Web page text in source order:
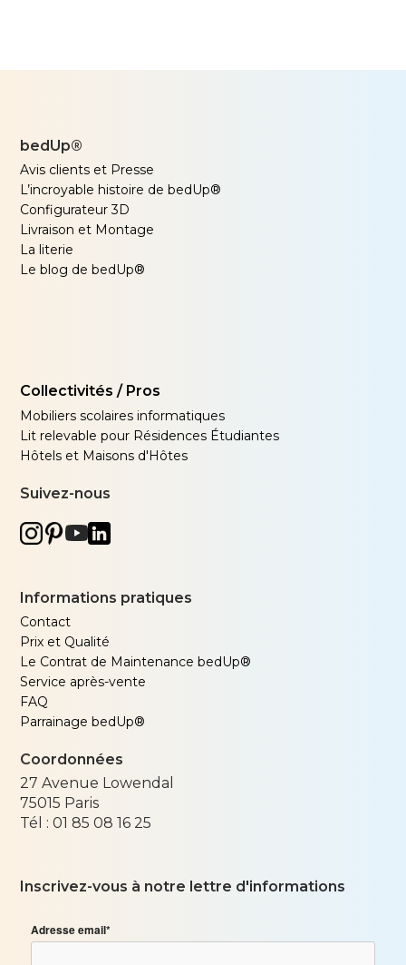
bedUp®
Avis clients et Presse
L’incroyable histoire de bedUp®
Configurateur 3D
Livraison et Montage
La literie
Le blog de bedUp®
Collectivités / Pros
Mobiliers scolaires informatiques
Lit relevable pour Résidences Étudiantes
Hôtels et Maisons d'Hôtes
Suivez-nous
Informations pratiques
Contact
Prix et Qualité
Le Contrat de Maintenance bedUp®
Service après-vente
FAQ
Parrainage bedUp®
Coordonnées
27 Avenue Lowendal
75015 Paris
Tél :01 85 08 16 25
Inscrivez-vous à notre lettre d'informations
Adresse email*